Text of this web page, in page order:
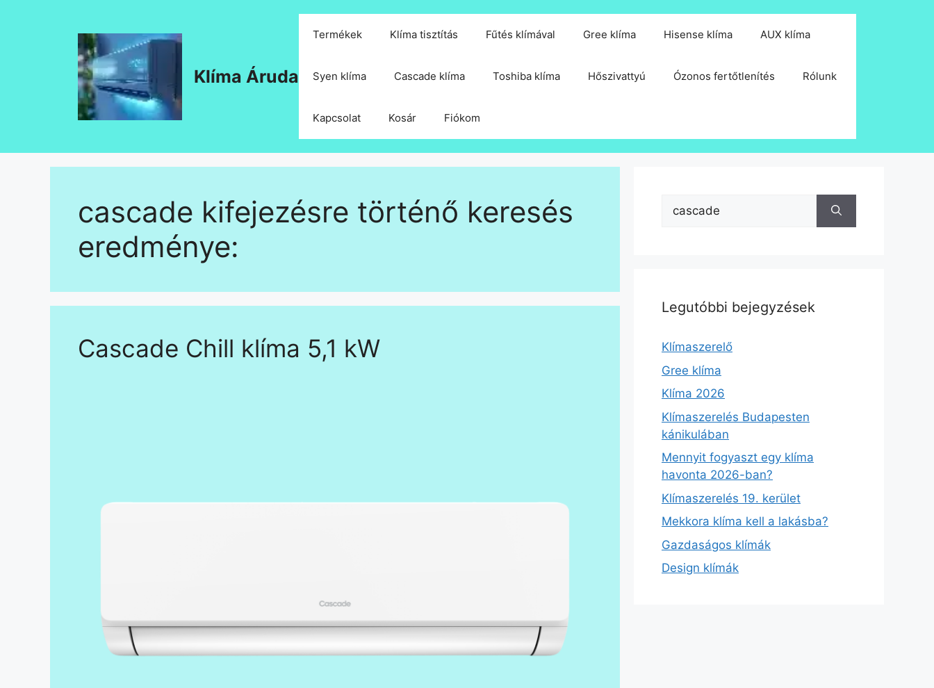
Klíma Áruda
Termékek Klíma tisztítás Fűtés klímával Gree klíma Hisense klíma AUX klíma
Syen klíma Cascade klíma Toshiba klíma Hőszivattyú Ózonos fertőtlenítés Rólunk
Kapcsolat Kosár Fiókom
cascade kifejezésre történő keresés
eredménye:
Cascade Chill klíma 5,1 kW
Legutóbbi bejegyzések
Klímaszerelő
Gree klíma
Klíma 2026
Klímaszerelés Budapesten
kánikulában
Mennyit fogyaszt egy klíma
havonta 2026-ban?
Klímaszerelés 19. kerület
Mekkora klíma kell a lakásba?
Gazdaságos klímák
Design klímák